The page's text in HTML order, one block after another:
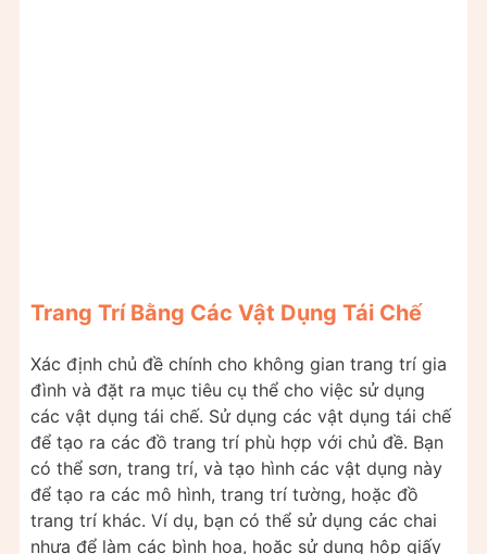
Trang Trí Bằng Các Vật Dụng Tái Chế
Xác định chủ đề chính cho không gian trang trí gia
đình và đặt ra mục tiêu cụ thể cho việc sử dụng
các vật dụng tái chế. Sử dụng các vật dụng tái chế
để tạo ra các đồ trang trí phù hợp với chủ đề. Bạn
có thể sơn, trang trí, và tạo hình các vật dụng này
để tạo ra các mô hình, trang trí tường, hoặc đồ
trang trí khác. Ví dụ, bạn có thể sử dụng các chai
nhựa để làm các bình hoa, hoặc sử dụng hộp giấy